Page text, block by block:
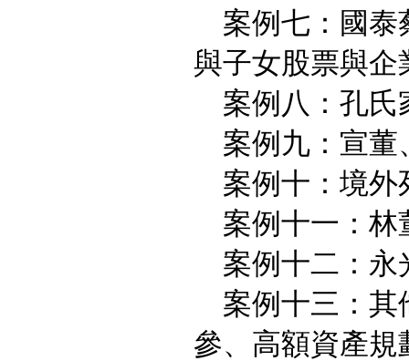
案例七：國泰
與子女股票與企
案例八：孔氏
案例九：宣董
案例十：境外
案例十一：林
案例十二：永
案例十三：其
參、高額資產規